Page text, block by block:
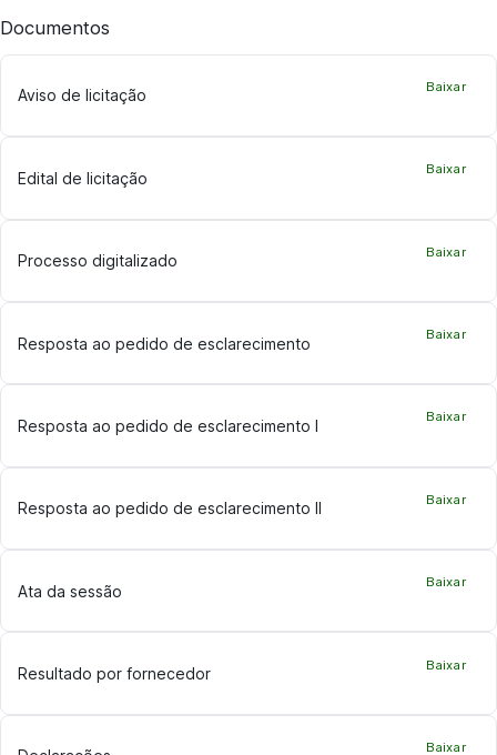
Documentos
Aviso de licitação Baixar
Edital de licitação Baixar
Processo digitalizado Baixar
Resposta ao pedido de esclarecimento Baixar
Resposta ao pedido de esclarecimento I Baixar
Resposta ao pedido de esclarecimento II Baixar
Ata da sessão Baixar
Resultado por fornecedor Baixar
Baixar